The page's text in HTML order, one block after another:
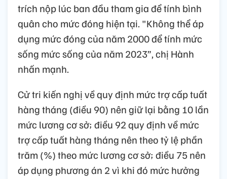
trích nộp lúc ban đầu tham gia để tính bình
quân cho mức đóng hiện tại. "Không thể áp
dụng mức đóng của năm 2000 để tính mức
sống mức sống của năm 2023”, chị Hành
nhấn mạnh.
Cử tri kiến nghị về quy định mức trợ cấp tuất
hàng tháng (điều 90) nên giữ lại bằng 10 lần
mức lương cơ sở; điều 92 quy định về mức
trợ cấp tuất hàng tháng nên theo tỷ lệ phần
trăm (%) theo mức lương cơ sở; điều 75 nên
áp dụng phương án 2 vì khi đó mức hưởng